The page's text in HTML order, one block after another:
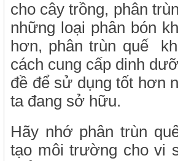
cho cây trồng, phân
những loại phân bón
hơn, phân trùn quế
cách cung cấp dinh
đề để sử dụng tốt hơn
ta đang sở hữu.
Hãy nhớ phân trùn
tạo môi trường cho vi